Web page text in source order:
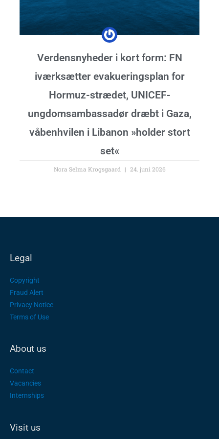
Verdensnyheder i kort form: FN
iværksætter evakueringsplan for
Hormuz-strædet, UNICEF-
ungdomsambassadør dræbt i Gaza,
våbenhvilen i Libanon »holder stort
set«
Nora Selma Krogsgaard 24. juni 2026
Legal
Copyright
Fraud Alert
Privacy Notice
Terms of Use
About us
Contact
Vacancies
Internships
Visit us